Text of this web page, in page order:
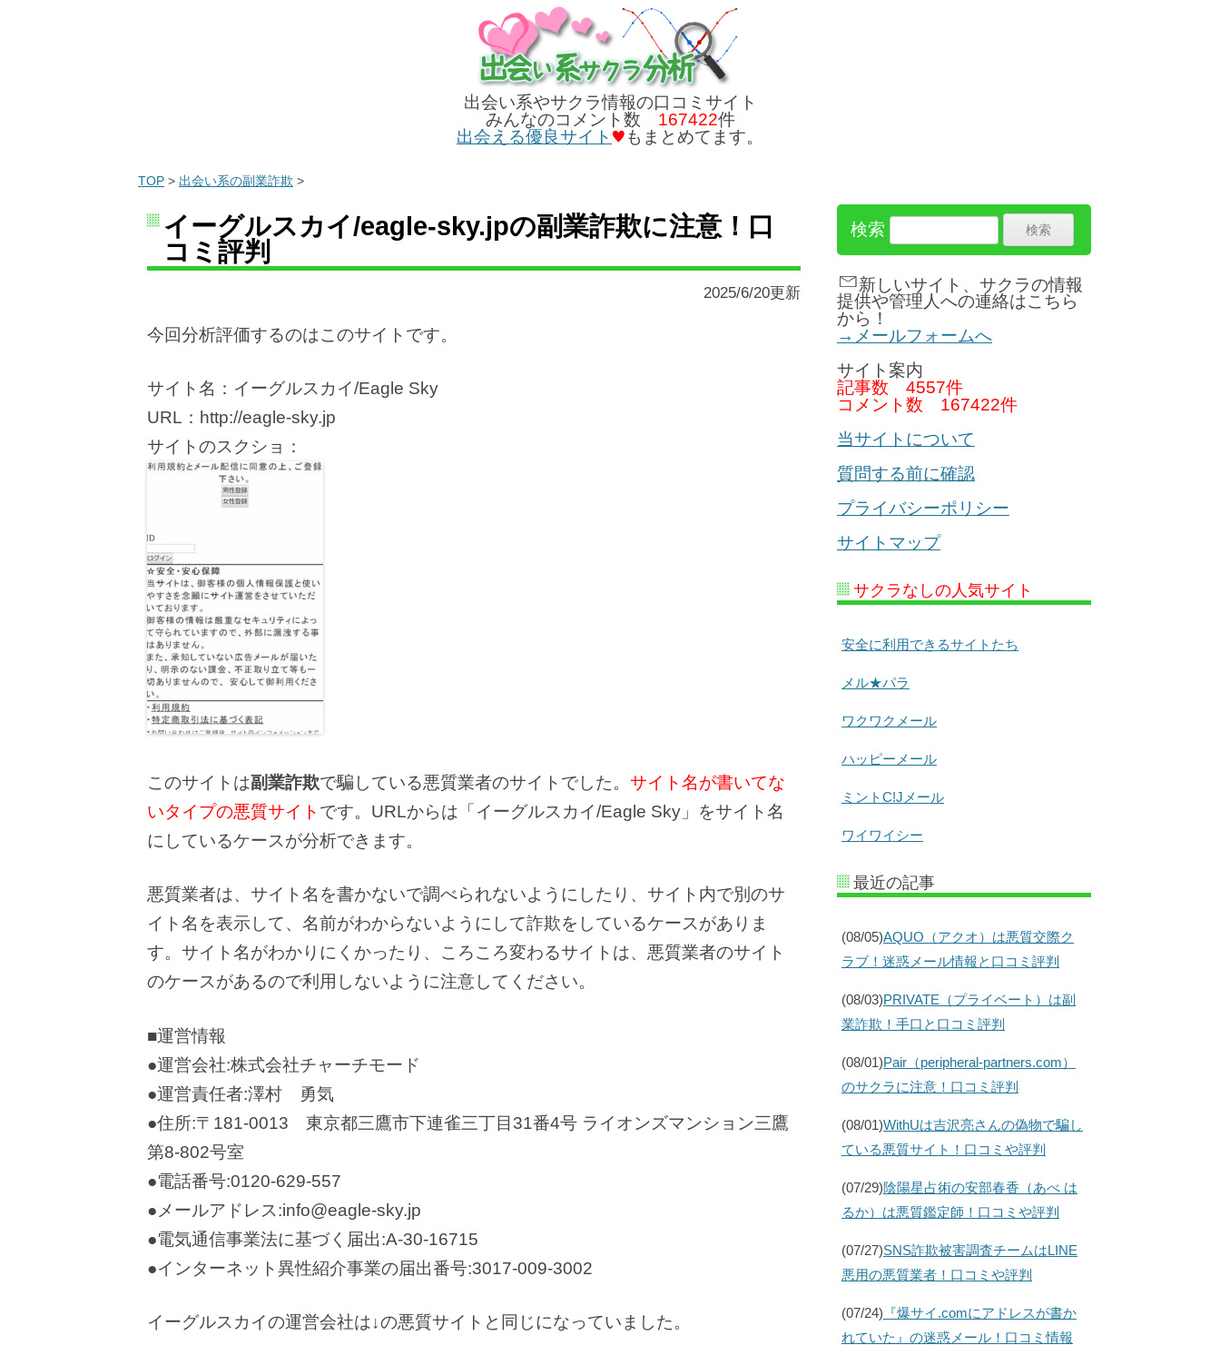
出会い系やサクラ情報の口コミサイト
みんなのコメント数 167422件
出会える優良サイト
もまとめてます。
TOP > 出会い系の副業詐欺 >
イーグルスカイ/eagle-sky.jpの副業詐欺に注意！口
コミ評判
2025/6/20更新
今回分析評価するのはこのサイトです。
サイト名：イーグルスカイ/Eagle Sky
URL：http://eagle-sky.jp
サイトのスクショ：
このサイトは副業詐欺で騙している悪質業者のサイトでした。 サイト名が書いてな
いタイプの悪質サイト です。URLからは「イーグルスカイ/Eagle Sky」をサイト名
にしているケースが分析できます。
悪質業者は、サイト名を書かないで調べられないようにしたり、サイト内で別のサ
イト名を表示して、名前がわからないようにして詐欺をしているケースがありま
す。サイト名がわかりにくかったり、ころころ変わるサイトは、悪質業者のサイト
のケースがあるので利用しないように注意してください。
■運営情報
●運営会社:株式会社チャーチモード
●運営責任者:澤村 勇気
●住所:〒181-0013 東京都三鷹市下連雀三丁目31番4号 ライオンズマンション三鷹
第8-802号室
●電話番号:0120-629-557
●メールアドレス:info@eagle-sky.jp
●電気通信事業法に基づく届出:A-30-16715
●インターネット異性紹介事業の届出番号:3017-009-3002
イーグルスカイの運営会社は↓の悪質サイトと同じになっていました。
検索
新しいサイト、サクラの情報
提供や管理人への連絡はこちら
から！
→メールフォームへ
サイト案内
記事数 4557件
コメント数 167422件
当サイトについて
質問する前に確認
プライバシーポリシー
サイトマップ
サクラなしの人気サイト
安全に利用できるサイトたち
メル★パラ
ワクワクメール
ハッピーメール
ミントC!Jメール
ワイワイシー
最近の記事
(08/05)AQUO（アクオ）は悪質交際ク
ラブ！迷惑メール情報と口コミ評判
(08/03)PRIVATE（プライベート）は副
業詐欺！手口と口コミ評判
(08/01)Pair（peripheral-partners.com）
のサクラに注意！口コミ評判
(08/01)WithUは吉沢亮さんの偽物で騙し
ている悪質サイト！口コミや評判
(07/29)陰陽星占術の安部春香（あべ は
るか）は悪質鑑定師！口コミや評判
(07/27)SNS詐欺被害調査チームはLINE
悪用の悪質業者！口コミや評判
(07/24) 『爆サイ.comにアドレスが書か
れていた』の迷惑メール！口コミ情報